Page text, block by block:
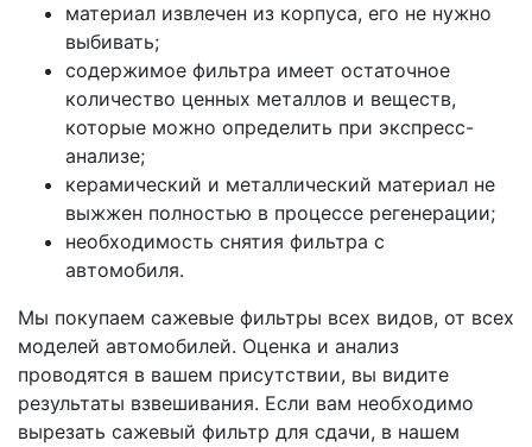
материал извлечен из корпуса, его не нужно
выбивать;
содержимое фильтра имеет остаточное
количество ценных металлов и веществ,
которые можно определить при экспресс-
анализе;
керамический и металлический материал не
выжжен полностью в процессе регенерации;
необходимость снятия фильтра с
автомобиля.
Мы покупаем сажевые фильтры всех видов, от всех
моделей автомобилей. Оценка и анализ
проводятся в вашем присутствии, вы видите
результаты взвешивания. Если вам необходимо
вырезать сажевый фильтр для сдачи, в нашем